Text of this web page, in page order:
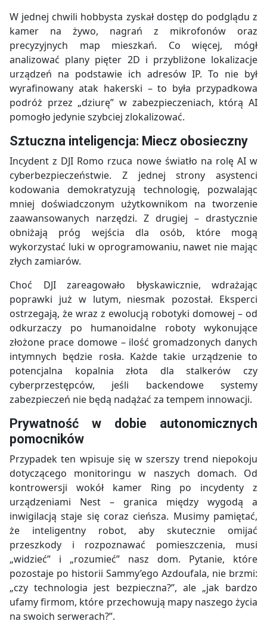
W jednej chwili hobbysta zyskał dostęp do podglądu z
kamer na żywo, nagrań z mikrofonów oraz
precyzyjnych map mieszkań. Co więcej, mógł
analizować plany pięter 2D i przybliżone lokalizacje
urządzeń na podstawie ich adresów IP. To nie był
wyrafinowany atak hakerski – to była przypadkowa
podróż przez „dziurę” w zabezpieczeniach, którą AI
pomogło jedynie szybciej zlokalizować.
Sztuczna inteligencja: Miecz obosieczny
Incydent z DJI Romo rzuca nowe światło na rolę AI w
cyberbezpieczeństwie. Z jednej strony asystenci
kodowania demokratyzują technologię, pozwalając
mniej doświadczonym użytkownikom na tworzenie
zaawansowanych narzędzi. Z drugiej – drastycznie
obniżają próg wejścia dla osób, które mogą
wykorzystać luki w oprogramowaniu, nawet nie mając
złych zamiarów.
Choć DJI zareagowało błyskawicznie, wdrażając
poprawki już w lutym, niesmak pozostał. Eksperci
ostrzegają, że wraz z ewolucją robotyki domowej – od
odkurzaczy po humanoidalne roboty wykonujące
złożone prace domowe – ilość gromadzonych danych
intymnych będzie rosła. Każde takie urządzenie to
potencjalna kopalnia złota dla stalkerów czy
cyberprzestępców, jeśli backendowe systemy
zabezpieczeń nie będą nadążać za tempem innowacji.
Prywatność w dobie autonomicznych
pomocników
Przypadek ten wpisuje się w szerszy trend niepokoju
dotyczącego monitoringu w naszych domach. Od
kontrowersji wokół kamer Ring po incydenty z
urządzeniami Nest – granica między wygodą a
inwigilacją staje się coraz cieńsza. Musimy pamiętać,
że inteligentny robot, aby skutecznie omijać
przeszkody i rozpoznawać pomieszczenia, musi
„widzieć” i „rozumieć” nasz dom. Pytanie, które
pozostaje po historii Sammy’ego Azdoufala, nie brzmi:
„czy technologia jest bezpieczna?”, ale „jak bardzo
ufamy firmom, które przechowują mapy naszego życia
na swoich serwerach?”.